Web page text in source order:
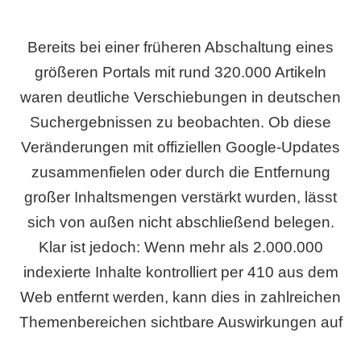
Bereits bei einer früheren Abschaltung eines
größeren Portals mit rund 320.000 Artikeln
waren deutliche Verschiebungen in deutschen
Suchergebnissen zu beobachten. Ob diese
Veränderungen mit offiziellen Google-Updates
zusammenfielen oder durch die Entfernung
großer Inhaltsmengen verstärkt wurden, lässt
sich von außen nicht abschließend belegen.
Klar ist jedoch: Wenn mehr als 2.000.000
indexierte Inhalte kontrolliert per 410 aus dem
Web entfernt werden, kann dies in zahlreichen
Themenbereichen sichtbare Auswirkungen auf